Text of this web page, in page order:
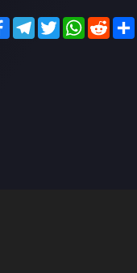
FacebookTelegramTwitter